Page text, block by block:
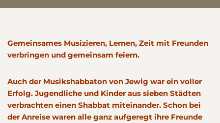
Gemeinsames Musizieren, Lernen, Zeit mit Freunden
verbringen und gemeinsam feiern.
Auch der Musikshabbaton von Jewig war ein voller
Erfolg. Jugendliche und Kinder aus sieben Städten
verbrachten einen Shabbat miteinander. Schon bei
der Anreise waren alle ganz aufgeregt ihre Freunde